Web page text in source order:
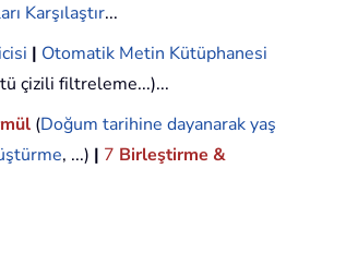
Karşılaştır...
| Otomatik Metin Kütüphanesi
çizili filtreleme...)...
(Doğum tarihine dayanarak yaş
, ...) | 7 Birleştirme &